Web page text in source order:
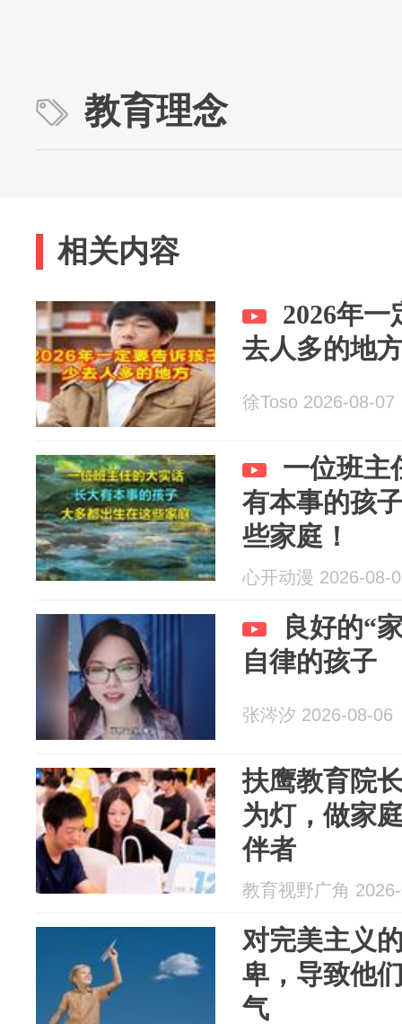
教育理念
相关内容
2026年
去人多的地
徐Toso 2026-08-07
一位班主
有本事的孩
些家庭！
心开动漫 2026-08-
良好的“
自律的孩子
张涔汐 2026-08-06
扶鹰教育院
为灯，做家
伴者
教育视野广角
对完美主义
卑，导致他
气